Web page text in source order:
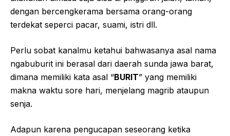
dengan bercengkerama bersama orang-orang
terdekat seperci pacar, suami, istri dll.
Perlu sobat kanalmu ketahui bahwasanya asal nama
ngabuburit ini berasal dari daerah sunda jawa barat,
dimana memiliki kata asal “BURIT” yang memiliki
makna waktu sore hari, menjelang magrib ataupun
senja.
Adapun karena pengucapan seseorang ketika